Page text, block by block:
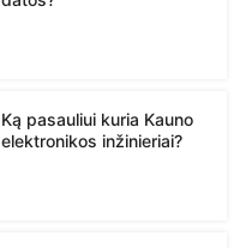
Ką pasauliui kuria Kauno
elektronikos inžinieriai?